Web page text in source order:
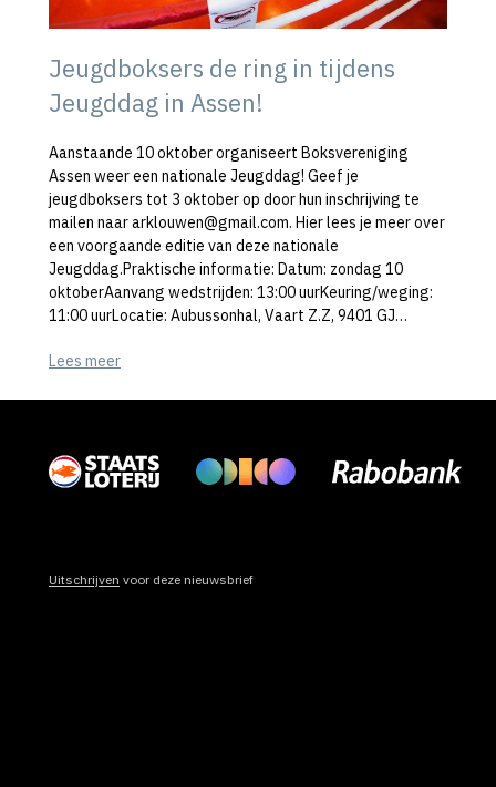
Jeugdboksers de ring in tijdens
Jeugddag in Assen!
Aanstaande 10 oktober organiseert Boksvereniging
Assen weer een nationale Jeugddag! Geef je
jeugdboksers tot 3 oktober op door hun inschrijving te
mailen naar arklouwen@gmail.com. Hier lees je meer over
een voorgaande editie van deze nationale
Jeugddag.Praktische informatie: Datum: zondag 10
oktoberAanvang wedstrijden: 13:00 uurKeuring/weging:
11:00 uurLocatie: Aubussonhal, Vaart Z.Z, 9401 GJ…
Lees meer
Uitschrijven voor deze nieuwsbrief